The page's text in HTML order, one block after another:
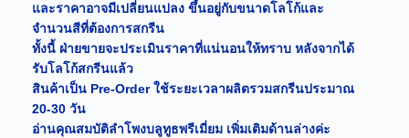
และราคาอาจมีเปลี่ยนแปลง ขึ้นอยู่กับขนาดโลโก้และ
จำนวนสีที่ต้องการสกรีน
ทั้งนี้ ฝ่ายขายจะประเมินราคาที่แน่นอนให้ทราบ หลังจากได้
รับโลโก้สกรีนแล้ว
สินค้าเป็น Pre-Order ใช้ระยะเวลาผลิตรวมสกรีนประมาณ
20-30 วัน
อ่านคุณสมบัติลำโพงบลูทูธพรีเมี่ยม เพิ่มเติมด้านล่างค่ะ